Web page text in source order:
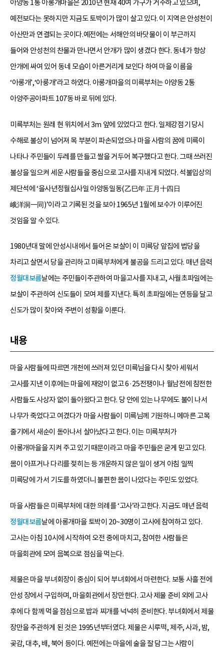
아양동 1통 아롱개마을은 2010년 현재 40여 가구가 거주하고 있으며,
예전보다는 못하지만 지금도 토박이가 많이 살고 있다. 이 지역은 안성천이
아산만과 연결되는 곳이다.예전에는 서해안의 바닷물이 이 부근까지
들어와 안성천의 찬물과 만나면서 안개가 많이 생겼다 한다. 동네가 항상
안개에 싸여 있어 동네 모습이 아른거리게 보인다 하여 마을 이름을
‘아롱개’,‘아룽개’라고 하였다. 아롱개마을의 미륵부처는 아양동 2통
아양주공아파트 107동 바로 뒤에 있다.
미륵부처는 원래 현 위치에서 3m 앞에 있었다고 한다. 일제강점기 당시
수해로 불상이 넘어져 목 부분이 파손되었으나 마을 사람의 꿈에 미륵이
나타나 주민들이 두레를 만들고 쌀을 거두어 복구했다고 한다. 그때 쓰러진
불상을 일으켜 세운 사람들을 중심으로 고사를 지내게 되었다. 석불입상의
제단석에 ‘을사년정월십사일 아양동일동(乙巳年 正月十四日
峨洋洞一同)’이라고 기록된 것을 보아 1965년 1월에 보수가 이루어진
것임을 알 수 있다.
1980년대 말에 안성시내에서 들어온 보살이 이 미륵당 앞집에 법당을
차리고 살면서 당을 관리하고 미륵부처에게 불공을 드리고 있다. 매년 음력
정월대보름날에는 주민들이주관하여 마을고사를 지내고, 사월초파일에는
보살이 주관하여 신도들이 모여 제를 지낸다. 특히 초파일에는 연등을 달고
신도가 많이 찾아와 주변이 성황을 이룬다.
내용
마을 사람들에 따르면 개천에 쓰러져 있던 미륵님을 다시 찾아 세워서
고사를 지낸 이후에는 마을에 재앙이 없고 6·25전쟁이나 월남전에 참전한
사람들도 사상자 없이 돌아왔다고 한다. 당 안에 있는 나무에도 불이 나서
나무가 죽었다고 여겼다가 마을 사람들이 미륵님께 기원하니 메마른 고목
줄기에서 새순이 돋아나서 살아났다고 한다. 이는 미륵부처가
아롱개마을을 지켜 주고 있기 때문이라고 마을 주민들은 굳게 믿고 있다.
몸이 아프거나 다리를 젖히는 등 개운하지 않은 일이 생겨 아침 일찍
미륵당에 가서 기도를 하였더니 불편한 몸이 나았다는 주민도 있었다.
마을 사람들은 미륵부처에 대한 의례를 ‘고사’라고한다. 지금도 매년 음력
정월대보름날에 아롱개마을 토박이 20~30명이 고사에 참여하고 있다.
고사는 아침 10시에 시작하여 오전 중에 마치고, 참여한 사람들은
마을회관에 모여 음복으로 점심을 먹는다.
제물은 마을 부녀회장이 중심이 되어 부녀회에서 마련한다. 보통 사흘 전에
안성 장에서 구입하며, 마을회관에서 장만한다. 고사 제물 준비 외에 고사
후에 다 함께 먹을 점심으로 밥과 찌개를 넉넉히 준비한다. 부녀회에서 제물
장만을 주관하게 된 것은 1995년부터였다. 제물은 시루떡, 제주, 사과, 밤,
곶감, 대추, 배, 북어 등이다. 예전에는 마을에 술을 잘 담그는 사람이